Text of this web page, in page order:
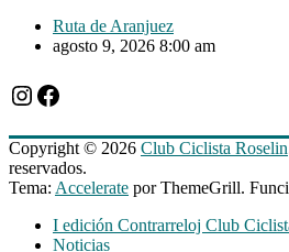
Ruta de Aranjuez
agosto 9, 2026 8:00 am
Instagram
Facebook
Copyright © 2026 Club Ciclista Roselin
reservados.
Tema: Accelerate por ThemeGrill.
I edición Contrarreloj Club
Noticias